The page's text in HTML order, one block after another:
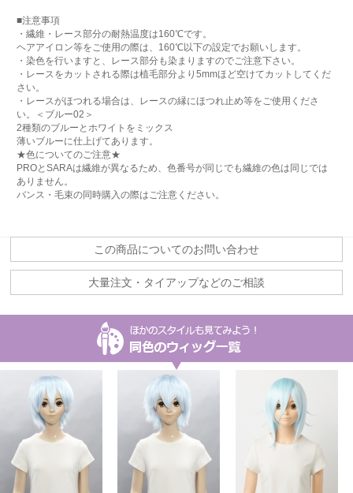
■注意事項
・繊維・レース部分の耐熱温度は160℃です。
ヘアアイロン等をご使用の際は、160℃以下の設定でお願いします。
・染色を行いますと、レース部分も染まりますのでご注意下さい。
・レースをカットされる際は植毛部分より5mmほど空けてカットしてくだ
さい。
・レースがほつれる場合は、レースの縁にほつれ止め等をご使用くださ
い。＜ブルー02＞
2種類のブルーとホワイトをミックス
薄いブルーに仕上げてあります。
★色についてのご注意★
PROとSARAは繊維が異なるため、色番号が同じでも繊維の色は同じでは
ありません。
バンス・毛束の同時購入の際はご注意ください。
この商品についてのお問い合わせ
大量注文・タイアップなどのご相談